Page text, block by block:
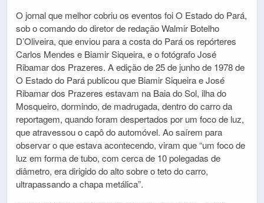
O jornal que melhor cobriu os eventos foi O Estado do Pará,
sob o comando do diretor de redação Walmir Botelho
D’Oliveira, que enviou para a costa do Pará os repórteres
Carlos Mendes e Biamir Siqueira, e o fotógrafo José
Ribamar dos Prazeres. A edição de 25 de junho de 1978 de
O Estado do Pará publicou que Biamir Siqueira e José
Ribamar dos Prazeres estavam na Baia do Sol, ilha do
Mosqueiro, dormindo, de madrugada, dentro do carro da
reportagem, quando foram despertados por um foco de luz,
que atravessou o capô do automóvel. Ao saírem para
observar o que estava acontecendo, viram que “um foco de
luz em forma de tubo, com cerca de 10 polegadas de
diâmetro, era dirigido do alto sobre o teto do carro,
ultrapassando a chapa metálica”.